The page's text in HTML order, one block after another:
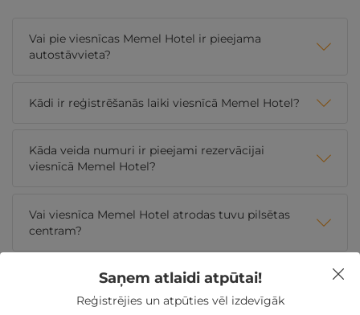
Vai pie viesnīcas Memel Hotel ir pieejama
autostāvvieta?
Kādi ir reģistrēšanās laiki viesnīcā Memel Hotel?
Kāda veida numuri ir pieejami rezervācijai
viesnīcā Memel Hotel?
Vai viesnīca Memel Hotel atrodas tuvu pilsētas
centram?
Nekādasapkalpošanas un administrācijas
Saņem atlaidi atpūtai!
Reģistrējies un atpūties vēl izdevīgāk